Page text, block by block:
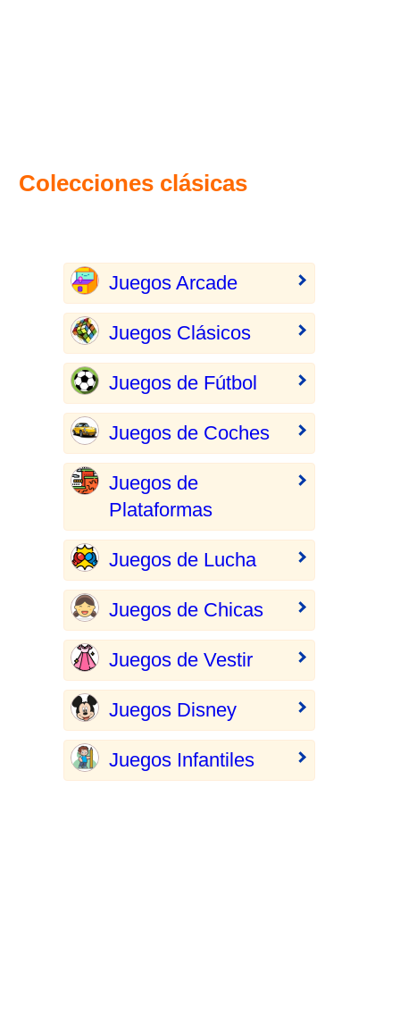
Colecciones clásicas
Juegos Arcade
Juegos Clásicos
Juegos de Fútbol
Juegos de Coches
Juegos de
Plataformas
Juegos de Lucha
Juegos de Chicas
Juegos de Vestir
Juegos Disney
Juegos Infantiles